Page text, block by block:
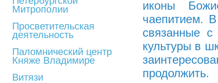
Митрополии
Просветительская
деятельность
Паломнический центр
Княже Владимире
Витязи
иконы
чаепитием.
связанные
культуры в
продолжить.